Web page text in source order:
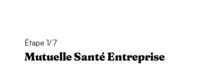
Étape 1/7
Mutuelle Santé Entreprise